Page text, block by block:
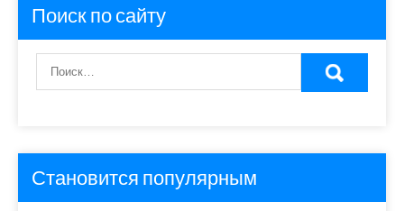
Поиск по сайту
Становится популярным